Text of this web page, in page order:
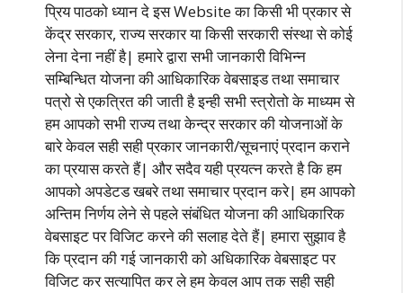
प्रिय पाठको ध्यान दे इस Website का किसी भी प्रकार से
केंद्र सरकार, राज्य सरकार या किसी सरकारी संस्था से कोई
लेना देना नहीं है| हमारे द्वारा सभी जानकारी विभिन्न
सम्बिन्धित योजना की आधिकारिक वेबसाइड तथा समाचार
पत्रो से एकत्रित की जाती है इन्ही सभी स्त्रोतो के माध्यम से
हम आपको सभी राज्य तथा केन्द्र सरकार की योजनाओं के
बारे केवल सही सही प्रकार जानकारी/सूचनाएं प्रदान कराने
का प्रयास करते हैं| और सदैव यही प्रयत्न करते है कि हम
आपको अपडेटड खबरे तथा समाचार प्रदान करे| हम आपको
अन्तिम निर्णय लेने से पहले संबंधित योजना की आधिकारिक
वेबसाइट पर विजिट करने की सलाह देते हैं| हमारा सुझाव है
कि प्रदान की गई जानकारी को अधिकारिक वेबसाइट पर
विजिट कर सत्यापित कर ले हम केवल आप तक सही सही